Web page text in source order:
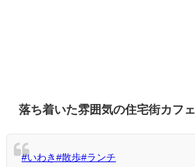
落ち着いた雰囲気の住宅街カフェ
#いわき #散歩#ランチ